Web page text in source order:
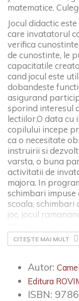
matematice.
Jocul didactic
care invatatorul
verifica
de cunostinte, le
capacitatile
cand jocul este
dobandeste
asigurand
sporind interesul
lectiilor.O data cu
copilului incepe
ca o necesitate
instruirii si
varsta, o buna
activitatii de
majora. In
schimbari impuse
scoala, schimbari
joc, jocul
exigenta sporita
volumului de
lectia de
cu jocuri
chiar concepute
CITEȘTE MAI MULT
Autor:
Editura
ISBN: